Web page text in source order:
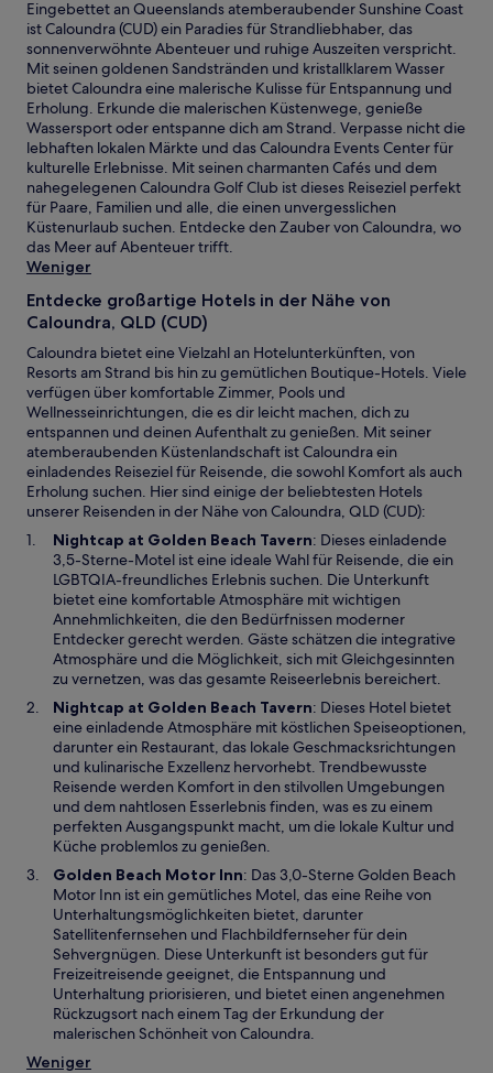
Eingebettet an Queenslands atemberaubender Sunshine Coast
ist Caloundra (CUD) ein Paradies für Strandliebhaber, das
sonnenverwöhnte Abenteuer und ruhige Auszeiten verspricht.
Mit seinen goldenen Sandstränden und kristallklarem Wasser
bietet Caloundra eine malerische Kulisse für Entspannung und
Erholung. Erkunde die malerischen Küstenwege, genieße
Wassersport oder entspanne dich am Strand. Verpasse nicht die
lebhaften lokalen Märkte und das Caloundra Events Center für
kulturelle Erlebnisse. Mit seinen charmanten Cafés und dem
nahegelegenen Caloundra Golf Club ist dieses Reiseziel perfekt
für Paare, Familien und alle, die einen unvergesslichen
Küstenurlaub suchen. Entdecke den Zauber von Caloundra, wo
das Meer auf Abenteuer trifft.
Weniger
Entdecke großartige Hotels in der Nähe von
Caloundra, QLD (CUD)
Caloundra bietet eine Vielzahl an Hotelunterkünften, von
Resorts am Strand bis hin zu gemütlichen Boutique-Hotels. Viele
verfügen über komfortable Zimmer, Pools und
Wellnesseinrichtungen, die es dir leicht machen, dich zu
entspannen und deinen Aufenthalt zu genießen. Mit seiner
atemberaubenden Küstenlandschaft ist Caloundra ein
einladendes Reiseziel für Reisende, die sowohl Komfort als auch
Erholung suchen. Hier sind einige der beliebtesten Hotels
unserer Reisenden in der Nähe von Caloundra, QLD (CUD):
Nightcap at Golden Beach TavernW
i
r
d
i
n
e
i
e
m
n
e
u
e
n
e
n
s
t
e
r
g
e
ö
: Dieses einladende
3,5-Sterne-Motel ist eine ideale Wahl für Reisende, die ein
LGBTQIA-freundliches Erlebnis suchen. Die Unterkunft
bietet eine komfortable Atmosphäre mit wichtigen
Annehmlichkeiten, die den Bedürfnissen moderner
Entdecker gerecht werden. Gäste schätzen die integrative
Atmosphäre und die Möglichkeit, sich mit Gleichgesinnten
zu vernetzen, was das gesamte Reiseerlebnis bereichert.
Nightcap at Golden Beach TavernW
i
r
d
i
n
e
n
e
m
n
e
u
e
n
F
e
: Dieses Hotel bietet
eine einladende Atmosphäre mit köstlichen Speiseoptionen,
darunter ein Restaurant, das lokale Geschmacksrichtungen
und kulinarische Exzellenz hervorhebt. Trendbewusste
Reisende werden Komfort in den stilvollen Umgebungen
und dem nahtlosen Esserlebnis finden, was es zu einem
perfekten Ausgangspunkt macht, um die lokale Kultur und
Küche problemlos zu genießen.
Golden Beach Motor InnW
i
r
d
i
n
e
i
n
: Das 3,0-Sterne Golden Beach
Motor Inn ist ein gemütliches Motel, das eine Reihe von
Unterhaltungsmöglichkeiten bietet, darunter
Satellitenfernsehen und Flachbildfernseher für dein
Sehvergnügen. Diese Unterkunft ist besonders gut für
Freizeitreisende geeignet, die Entspannung und
Unterhaltung priorisieren, und bietet einen angenehmen
Rückzugsort nach einem Tag der Erkundung der
malerischen Schönheit von Caloundra.
Weniger